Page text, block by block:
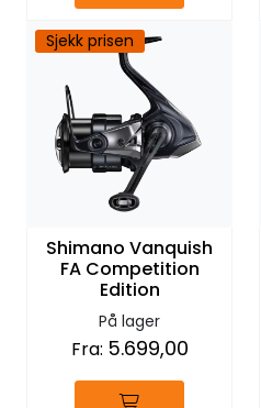
Sjekk prisen
Shimano Vanquish
FA Competition
Edition
På lager
Fra: 5.699,00